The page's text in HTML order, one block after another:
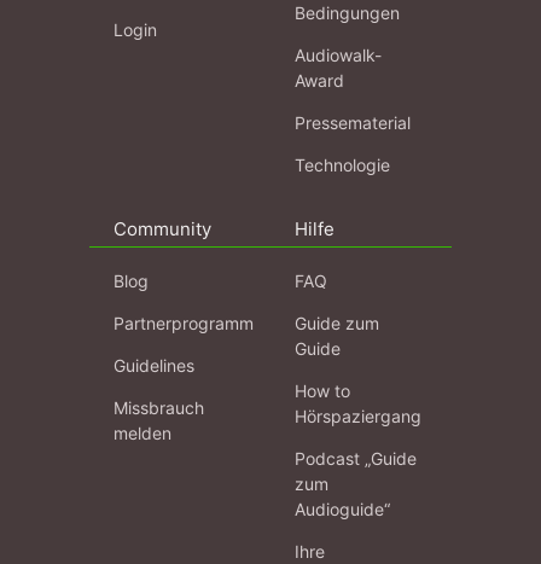
Login
Bedingungen
Audiowalk-
Award
Pressematerial
Technologie
Community
Blog
Partnerprogramm
Guidelines
Missbrauch
melden
Hilfe
FAQ
Guide zum
Guide
How to
Hörspaziergang
Podcast „Guide
zum
Audioguide“
Ihre